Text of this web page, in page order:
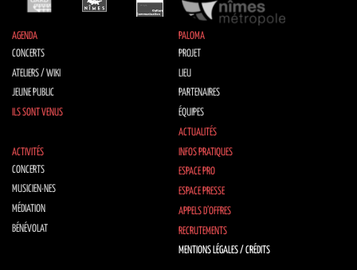
AGENDA
CONCERTS
ATELIERS / WIKI
JEUNE PUBLIC
ILS SONT VENUS
PALOMA
PROJET
LIEU
PARTENAIRES
ÉQUIPES
ACTUALITÉS
ACTIVITÉS
CONCERTS
MUSICIEN·NES
MÉDIATION
BÉNÉVOLAT
INFOS PRATIQUES
ESPACE PRO
ESPACE PRESSE
APPELS D’OFFRES
RECRUTEMENTS
MENTIONS LÉGALES / CRÉDITS